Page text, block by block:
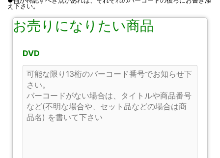
え下さい。
お売りになりたい商品
DVD